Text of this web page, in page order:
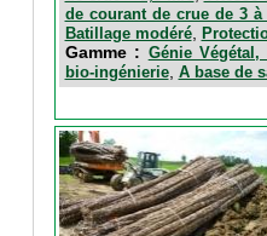
de courant de crue de 3 à
Batillage modéré,
Gamme : Génie
bio-ingénierie, A base de